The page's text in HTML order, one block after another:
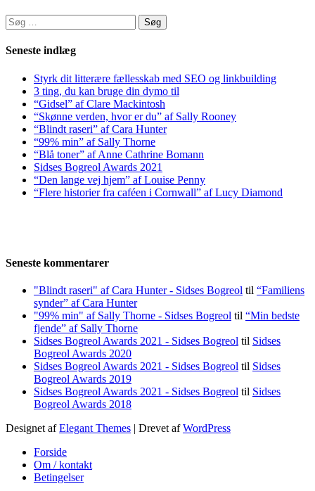
Søg
efter:
Seneste indlæg
Styrk dit litterære fællesskab med SEO og linkbuilding
3 ting, du kan bruge din dymo til
“Gidsel” af Clare Mackintosh
“Skønne verden, hvor er du” af Sally Rooney
“Blindt raseri” af Cara Hunter
“99% min” af Sally Thorne
“Blå toner” af Anne Cathrine Bomann
Sidses Bogreol Awards 2021
“Den lange vej hjem” af Louise Penny
“Flere historier fra caféen i Cornwall” af Lucy Diamond
Seneste kommentarer
"Blindt raseri" af Cara Hunter - Sidses Bogreol til “Familiens
synder” af Cara Hunter
"99% min" af Sally Thorne - Sidses Bogreol til “Min bedste
fjende” af Sally Thorne
Sidses Bogreol Awards 2021 - Sidses Bogreol til Sidses
Bogreol Awards 2020
Sidses Bogreol Awards 2021 - Sidses Bogreol til Sidses
Bogreol Awards 2019
Sidses Bogreol Awards 2021 - Sidses Bogreol til Sidses
Bogreol Awards 2018
Designet afElegant Themes | Drevet afWordPress
Forside
Om / kontakt
Betingelser